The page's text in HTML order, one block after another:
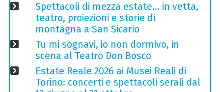
Spettacoli di mezza estate… in vetta,
teatro, proiezioni e storie di
montagna a San Sicario
Tu mi sognavi, io non dormivo, in
scena al Teatro Don Bosco
Estate Reale 2026 ai Musei Reali di
Torino: concerti e spettacoli serali dal